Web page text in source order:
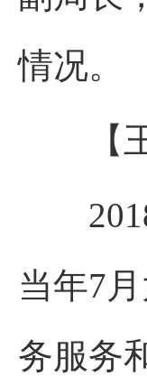
情况。
【王
2018
当年7
务服务